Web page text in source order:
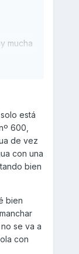
mucha
está
600,
de vez
con una
bien
bien
se va a
con